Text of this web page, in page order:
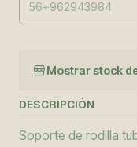
Mostrar stock
DESCRIPCIÓN
Soporte de rodilla